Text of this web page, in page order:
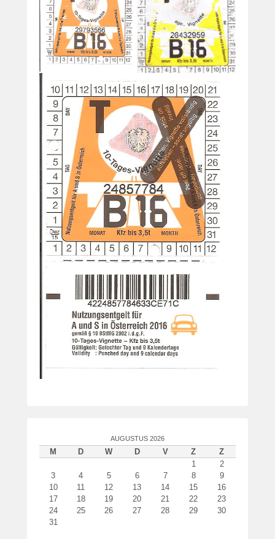
AUGUSTUS 2026
M D W D V Z
Z
1
2
3
4 5 6 7 8
9
10
11 12 13 14 15
16
17
18 19 20 21 22
23
24
25 26 27 28 29
30
31